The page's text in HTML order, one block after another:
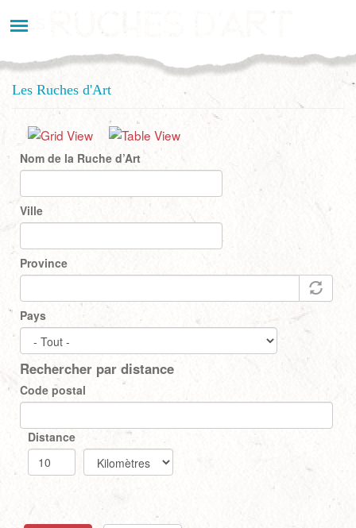
au
Les Ruches d'Art
Nom de la Ruche d’Art
Ville
Province
Pays
Rechercher par distance
Code postal
Distance